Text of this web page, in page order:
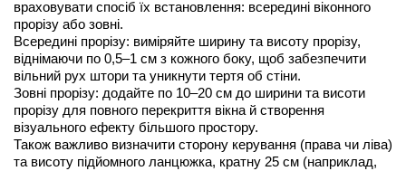
враховувати спосіб їх встановлення: всередині віконного
прорізу або зовні.
Всередині прорізу: виміряйте ширину та висоту прорізу,
віднімаючи по 0,5–1 см з кожного боку, щоб забезпечити
вільний рух штори та уникнути тертя об стіни.
Зовні прорізу: додайте по 10–20 см до ширини та висоти
прорізу для повного перекриття вікна й створення
візуального ефекту більшого простору.
Також важливо визначити сторону керування (права чи ліва)
та висоту підйомного ланцюжка, кратну 25 см (наприклад,